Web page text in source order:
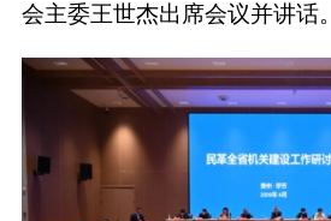
会主委王世杰出席会议并讲话。